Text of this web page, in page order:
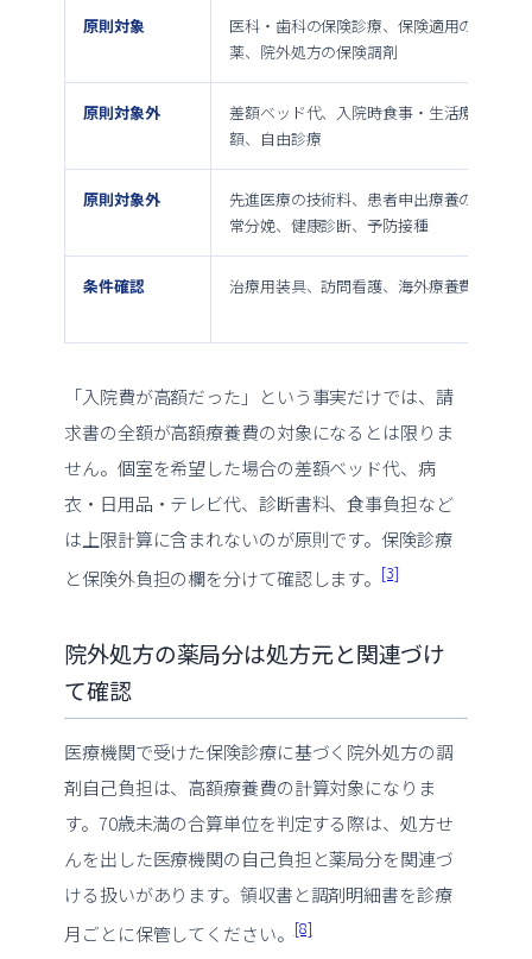
原則対象
医科・歯科の保険診療、保険適用の検査・
薬、院外処方の保険調剤
原則対象外
差額ベッド代、入院時食事・生活療養の標
額、自由診療
原則対象外
先進医療の技術料、患者申出療養の特別料
常分娩、健康診断、予防接種
条件確認 治療用装具、訪問看護、海外療養費、移送
「入院費が高額だった」という事実だけでは、請
求書の全額が高額療養費の対象になるとは限りま
せん。個室を希望した場合の差額ベッド代、病
衣・日用品・テレビ代、診断書料、食事負担など
は上限計算に含まれないのが原則です。保険診療
と保険外負担の欄を分けて確認します。 [3]
院外処方の薬局分は処方元と関連づけ
て確認
医療機関で受けた保険診療に基づく院外処方の調
剤自己負担は、高額療養費の計算対象になりま
す。70歳未満の合算単位を判定する際は、処方せ
んを出した医療機関の自己負担と薬局分を関連づ
ける扱いがあります。領収書と調剤明細書を診療
月ごとに保管してください。[8]